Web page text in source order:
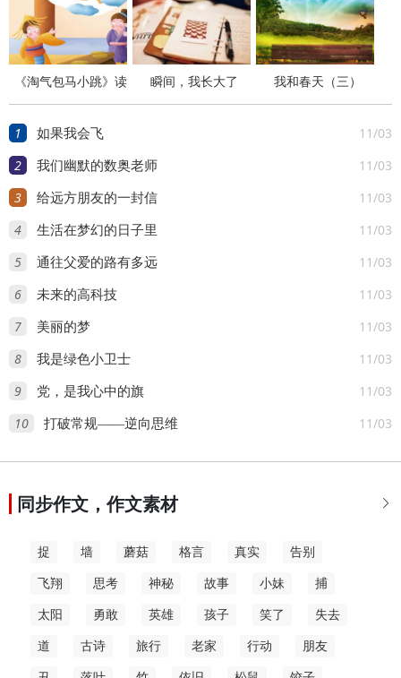
《淘气包马小跳》读
后感
瞬间，我长大了 我和春天（三）
1 11/03
如果我会飞
2 11/03
我们幽默的数奥老师
3 11/03
给远方朋友的一封信
4 11/03
生活在梦幻的日子里
5 11/03
通往父爱的路有多远
6 11/03
未来的高科技
7 11/03
美丽的梦
8 11/03
我是绿色小卫士
9 11/03
党，是我心中的旗
10 11/03
打破常规——逆向思维

同步作文，作文素材
捉 墙 蘑菇 格言 真实 告别
飞翔 思考 神秘 故事 小妹 捕
太阳 勇敢 英雄 孩子 笑了 失去
道 古诗 旅行 老家 行动 朋友